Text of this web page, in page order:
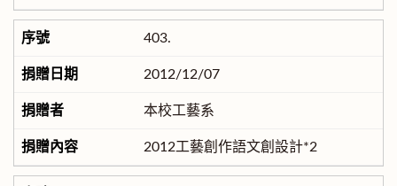
403.
2012/12/07
本校工藝系
2012工藝創作語文創設計*2